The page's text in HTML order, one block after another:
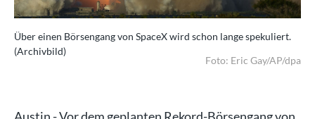
Über einen Börsengang von SpaceX wird schon lange spekuliert.
(Archivbild)
Foto: Eric Gay/AP/dpa
Austin - Vor dem geplanten Rekord-Börsengang von